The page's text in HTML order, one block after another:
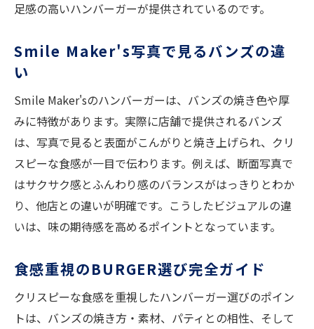
足感の高いハンバーガーが提供されているのです。
Smile Maker's写真で見るバンズの違
い
Smile Maker'sのハンバーガーは、バンズの焼き色や厚
みに特徴があります。実際に店舗で提供されるバンズ
は、写真で見ると表面がこんがりと焼き上げられ、クリ
スピーな食感が一目で伝わります。例えば、断面写真で
はサクサク感とふんわり感のバランスがはっきりとわか
り、他店との違いが明確です。こうしたビジュアルの違
いは、味の期待感を高めるポイントとなっています。
食感重視のBURGER選び完全ガイド
クリスピーな食感を重視したハンバーガー選びのポイン
トは、バンズの焼き方・素材、パティとの相性、そして